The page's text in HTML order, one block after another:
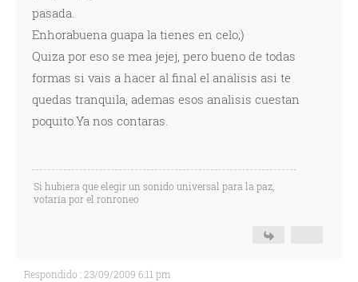
pasada.
Enhorabuena guapa la tienes en celo;)
Quiza por eso se mea jejej, pero bueno de todas
formas si vais a hacer al final el analisis asi te
quedas tranquila, ademas esos analisis cuestan
poquito.Ya nos contaras.
Si hubiera que elegir un sonido universal para la paz,
votaría por el ronroneo
Respondido : 23/09/2009 6:11 pm